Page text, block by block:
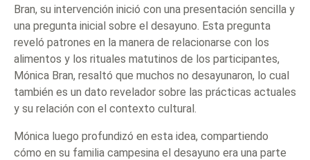
Bran, su intervención inició con una presentación sencilla y
una pregunta inicial sobre el desayuno. Esta pregunta
reveló patrones en la manera de relacionarse con los
alimentos y los rituales matutinos de los participantes,
Mónica Bran, resaltó que muchos no desayunaron, lo cual
también es un dato revelador sobre las prácticas actuales
y su relación con el contexto cultural.
Mónica luego profundizó en esta idea, compartiendo
cómo en su familia campesina el desayuno era una parte